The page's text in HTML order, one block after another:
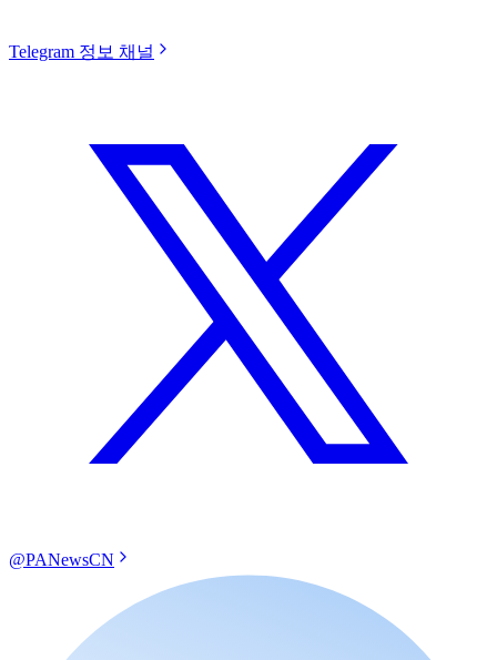
Telegram 정보 채널
@PANewsCN